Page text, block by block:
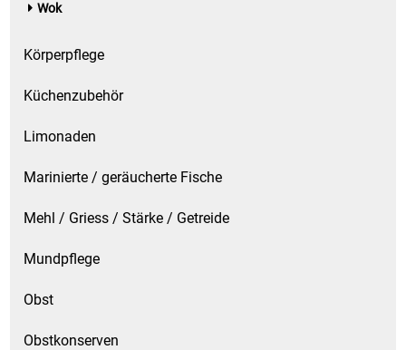
Speck / Rohschinken
Spezialreiniger
Spirituosen
Tischbereich
Tischkultur
Wok
Körperpflege
Küchenzubehör
Limonaden
Marinierte / geräucherte Fische
Mehl / Griess / Stärke / Getreide
Mundpflege
Obst
Obstkonserven